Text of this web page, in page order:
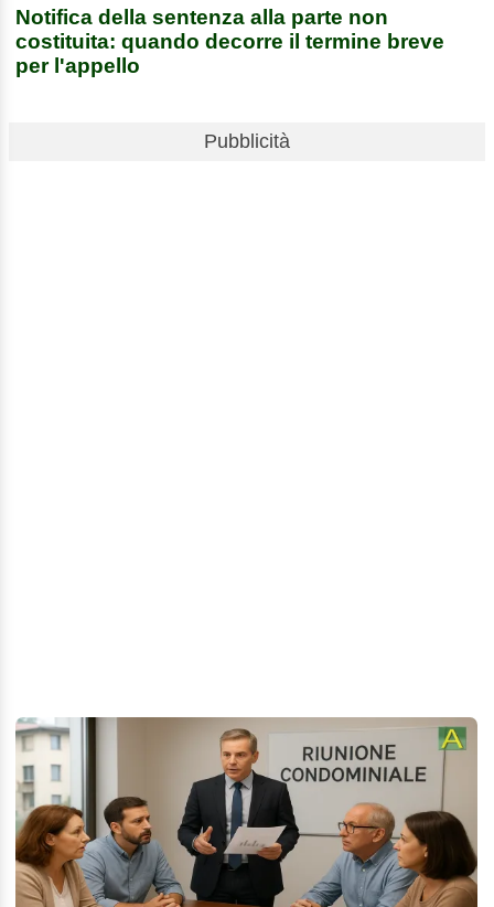
Notifica della sentenza alla parte non
costituita: quando decorre il termine breve
per l'appello
Pubblicità